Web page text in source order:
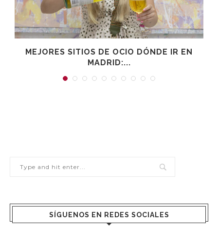
MEJORES SITIOS DE OCIO DÓNDE IR EN
MADRID:...
SÍGUENOS EN REDES SOCIALES